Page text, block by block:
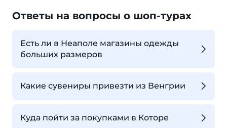
Ответы на вопросы о шоп-турах
Есть ли в Неаполе магазины одежды
больших размеров
Какие сувениры привезти из Венгрии
Куда пойти за покупками в Которе